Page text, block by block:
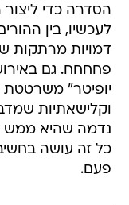
הסדרה כדי
לעכשיו, בין
דמויות מרתקות
פחחחח. גם
יופיטר" משרטטת
וקלישאתיות
נדמה שהיא ממש
כל זה עושה
פעם.